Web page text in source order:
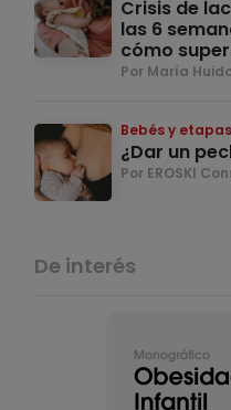
Crisis de
las 6
cómo
Por María
Bebés y etapas
¿Dar un
Por EROSKI
De interés